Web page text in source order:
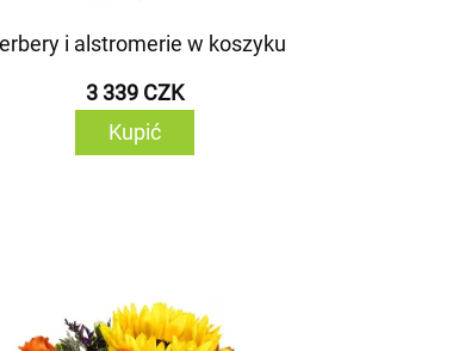
i alstromerie w koszyku
3 339 CZK
Kupić